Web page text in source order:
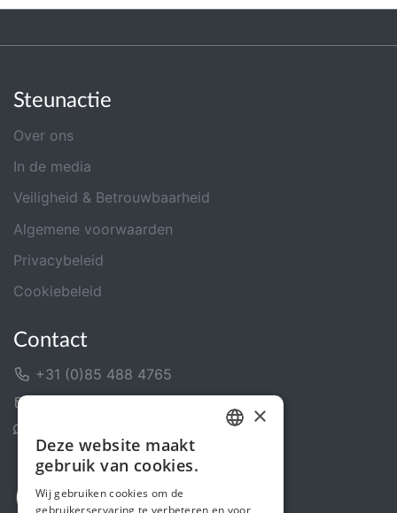
Steunactie
Over ons
In de media
Veiligheid & Betrouwbaarheid
Algemene voorwaarden
Privacybeleid
Cookiebeleid
Contact
+31 (0)85 488 4765
ENGLISH
×
Deze website maakt
gebruik van cookies.
Wij gebruiken cookies om de
gebruikerservaring te verbeteren en voor